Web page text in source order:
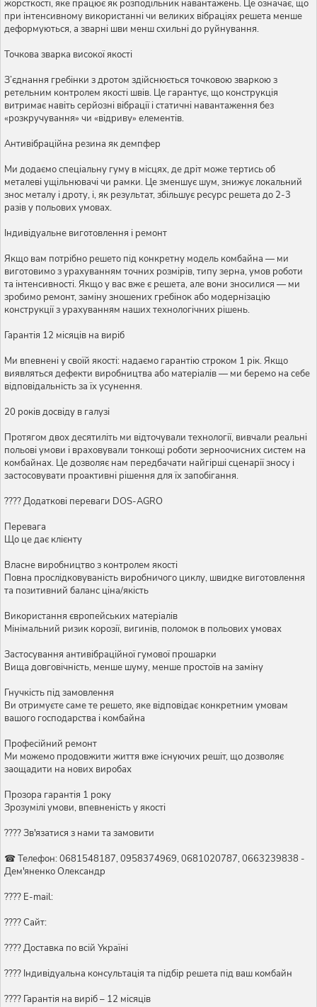
жорсткості, яке працює як розподільник навантажень. Це означає, що
при інтенсивному використанні чи великих вібраціях решета менше
деформуються, а зварні шви менш схильні до руйнування.
Точкова зварка високої якості
З’єднання гребінки з дротом здійснюється точковою зваркою з
ретельним контролем якості швів. Це гарантує, що конструкція
витримає навіть серйозні вібрації і статичні навантаження без
«розкручування» чи «відриву» елементів.
Антивібраційна резина як демпфер
Ми додаємо спеціальну гуму в місцях, де дріт може тертись об
металеві ущільнювачі чи рамки. Це зменшує шум, знижує локальний
знос металу і дроту, і, як результат, збільшує ресурс решета до 2-3
разів у польових умовах.
Індивідуальне виготовлення і ремонт
Якщо вам потрібно решето під конкретну модель комбайна — ми
виготовимо з урахуванням точних розмірів, типу зерна, умов роботи
та інтенсивності. Якщо у вас вже є решета, але вони зносилися — ми
зробимо ремонт, заміну зношених гребінок або модернізацію
конструкції з урахуванням наших технологічних рішень.
Гарантія 12 місяців на виріб
Ми впевнені у своїй якості: надаємо гарантію строком 1 рік. Якщо
виявляться дефекти виробництва або матеріалів — ми беремо на себе
відповідальність за їх усунення.
20 років досвіду в галузі
Протягом двох десятиліть ми відточували технології, вивчали реальні
польові умови і враховували тонкощі роботи зерноочисних систем на
комбайнах. Це дозволяє нам передбачати найгірші сценарії зносу і
застосовувати проактивні рішення для їх запобігання.
???? Додаткові переваги DOS-AGRO
Перевага
Що це дає клієнту
Власне виробництво з контролем якості
Повна прослідковуваність виробничого циклу, швидке виготовлення
та позитивний баланс ціна/якість
Використання європейських матеріалів
Мінімальний ризик корозії, вигинів, поломок в польових умовах
Застосування антивібраційної гумової прошарки
Вища довговічність, менше шуму, менше простоїв на заміну
Гнучкість під замовлення
Ви отримуєте саме те решето, яке відповідає конкретним умовам
вашого господарства і комбайна
Професійний ремонт
Ми можемо продовжити життя вже існуючих решіт, що дозволяє
заощадити на нових виробах
Прозора гарантія 1 року
Зрозумілі умови, впевненість у якості
???? Зв'язатися з нами та замовити
☎ Телефон: 0681548187, 0958374969, 0681020787, 0663239838 -
Дем'яненко Олександр
???? E-mail:
???? Сайт:
???? Доставка по всій Україні
????️ Індивідуальна консультація та підбір решета під ваш комбайн
???? Гарантія на виріб – 12 місяців